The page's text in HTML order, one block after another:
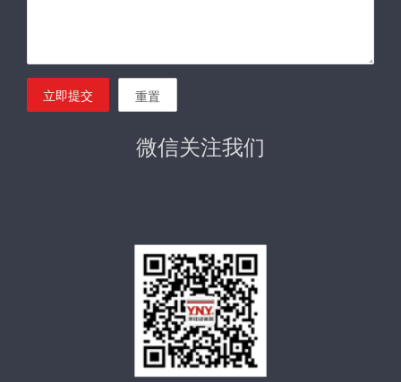
立即提交 重置
微信关注我们